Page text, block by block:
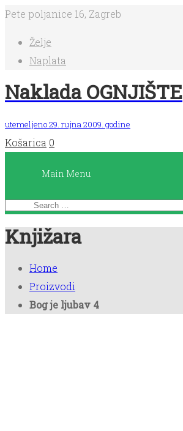
Pete poljanice 16, Zagreb
Želje
Naplata
Naklada OGNJIŠTE
utemeljeno 29. rujna 2009. godine
Košarica 0
Main Menu
Menu
Početna
Knjige
čitanja
Planeri
Bookica
Knjižara
Home
Proizvodi
Bog je ljubav 4